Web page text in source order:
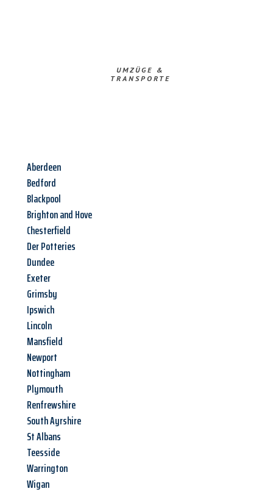
UMZÜGE &
TRANSPORTE
Aberdeen
Bedford
Blackpool
Brighton and Hove
Chesterfield
Der Potteries
Dundee
Exeter
Grimsby
Ipswich
Lincoln
Mansfield
Newport
Nottingham
Plymouth
Renfrewshire
South Ayrshire
St Albans
Teesside
Warrington
Wigan